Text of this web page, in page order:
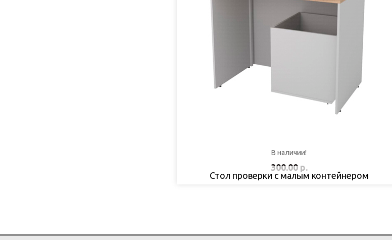
Стол проверки с малым контейнером
В наличии!
300.00 р.